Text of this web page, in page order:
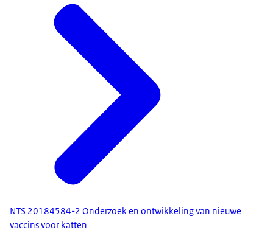
NTS 20184584-2 Onderzoek en ontwikkeling van nieuwe
vaccins voor katten